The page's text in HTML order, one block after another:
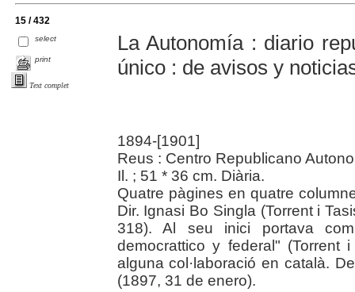
15 / 432
select
print
Text complet
La Autonomía : diario
único : de avisos y
1894-[1901]
Reus : Centro Republicano
Il. ; 51 * 36 cm. Diària.
Quatre pàgines en quatre
Dir. Ignasi Bo Singla (Torrent i
318). Al seu inici portava
democrattico y federal" (Torrent
alguna col·laboració en català.
(1897, 31 de enero).